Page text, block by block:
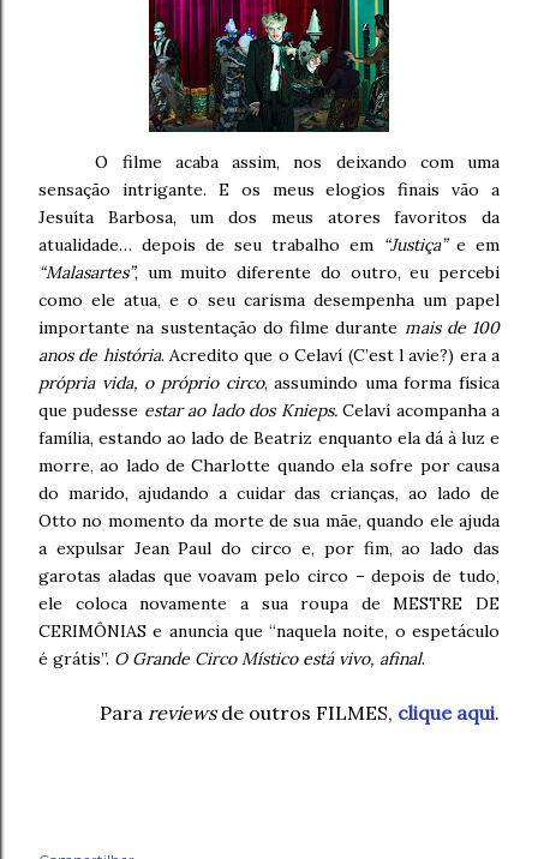
O filme acaba assim, nos deixando com uma
sensação intrigante. E os meus elogios finais vão a
Jesuíta Barbosa, um dos meus atores favoritos da
atualidade… depois de seu trabalho em “Justiça”e em
“Malasartes”, um muito diferente do outro, eu percebi
como ele atua, e o seu carisma desempenha um papel
importante na sustentação do filme durante mais de 100
anos de história. Acredito que o Celaví (C’est l avie?) era a
própria vida, o próprio circo, assumindo uma forma física
que pudesse estar ao lado dos Knieps.Celaví acompanha a
família, estando ao lado de Beatriz enquanto ela dá à luz e
morre, ao lado de Charlotte quando ela sofre por causa
do marido, ajudando a cuidar das crianças, ao lado de
Otto no momento da morte de sua mãe, quando ele ajuda
a expulsar Jean Paul do circo e, por fim, ao lado das
garotas aladas que voavam pelo circo – depois de tudo,
ele coloca novamente a sua roupa de MESTRE DE
CERIMÔNIAS e anuncia que “naquela noite, o espetáculo
é grátis”. O Grande Circo Místico está vivo, afinal.
Para reviewsde outros FILMES, clique aqui.